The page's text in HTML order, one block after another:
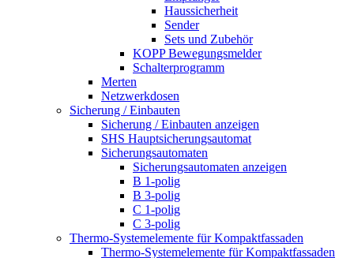
Haussicherheit
Sender
Sets und Zubehör
KOPP Bewegungsmelder
Schalterprogramm
Merten
Netzwerkdosen
Sicherung / Einbauten
Sicherung / Einbauten anzeigen
SHS Hauptsicherungsautomat
Sicherungsautomaten
Sicherungsautomaten anzeigen
B 1-polig
B 3-polig
C 1-polig
C 3-polig
Thermo-Systemelemente für Kompaktfassaden
Thermo-Systemelemente für Kompaktfassaden